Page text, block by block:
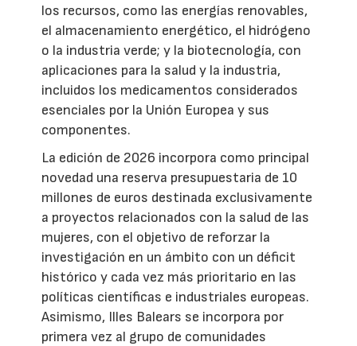
los recursos, como las energías renovables,
el almacenamiento energético, el hidrógeno
o la industria verde; y la biotecnología, con
aplicaciones para la salud y la industria,
incluidos los medicamentos considerados
esenciales por la Unión Europea y sus
componentes.
La edición de 2026 incorpora como principal
novedad una reserva presupuestaria de 10
millones de euros destinada exclusivamente
a proyectos relacionados con la salud de las
mujeres, con el objetivo de reforzar la
investigación en un ámbito con un déficit
histórico y cada vez más prioritario en las
políticas científicas e industriales europeas.
Asimismo, Illes Balears se incorpora por
primera vez al grupo de comunidades